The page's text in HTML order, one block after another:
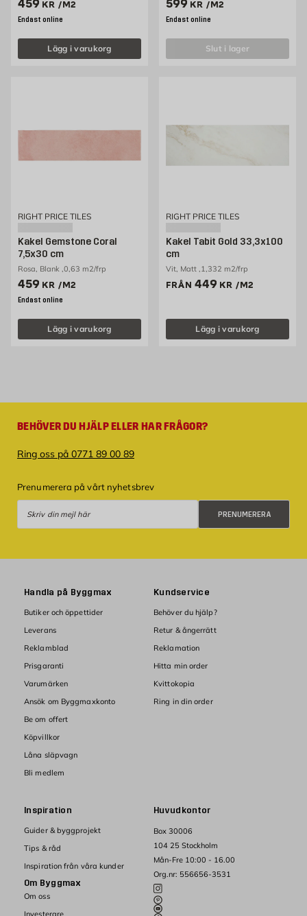
Pris 459 kr /m2
459 KR /M2
Endast online
Lägg i varukorg
Pris 599 kr /m2
599 KR /M2
Endast online
slut i lager
RIGHT PRICE TILES
Kakel Gemstone Coral
7,5x30 cm
Rosa, Blank ,0,63 m2/frp
Pris 459 kr /m2
459 KR /M2
Endast online
Lägg i varukorg
RIGHT PRICE TILES
Kakel Tabit Gold 33,3x100
cm
Vit, Matt ,1,332 m2/frp
FRÅN Pris 449 kr /m2
449 KR /M2
Lägg i varukorg
BEHÖVER DU HJÄLP ELLER HAR FRÅGOR?
Ring oss på 0771 89 00 89
Prenumerera på vårt nyhetsbrev
PRENUMERERA
Huvudkontor
Box 30006
104 25 Stockholm
Mån-Fre 10:00 - 16.00
Org.nr: 556656-3531
Handla på Byggmax
Butiker och öppettider
Leverans
Reklamblad
Prisgaranti
Varumärken
Ansök om Byggmaxkonto
Be om offert
Köpvillkor
Låna släpvagn
Bli medlem
Kundservice
Behöver du hjälp?
Retur & ångerrätt
Reklamation
Hitta min order
Kvittokopia
Ring in din order
Inspiration
Guider & byggprojekt
Tips & råd
Inspiration från våra kunder
Om Byggmax
Om oss
Investerare